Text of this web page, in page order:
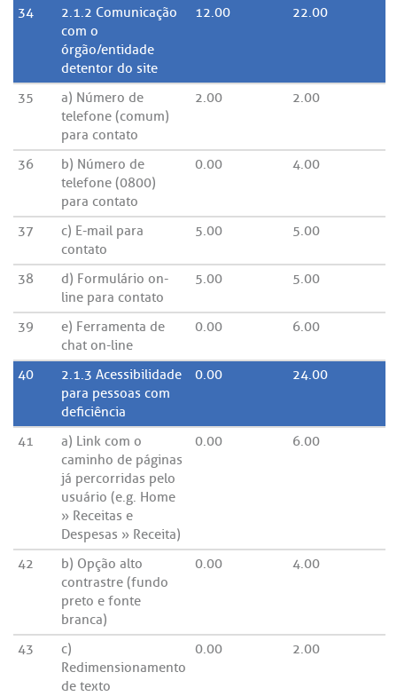
34
2.1.2 Comunicação
com o
órgão/entidade
detentor do site
12.00 22.00
35
a) Número de
telefone (comum)
para contato
2.00 2.00
36
b) Número de
telefone (0800)
para contato
0.00 4.00
37
c) E-mail para
contato
5.00 5.00
38
d) Formulário on-
line para contato
5.00 5.00
39
e) Ferramenta de
chat on-line
0.00 6.00
40
2.1.3 Acessibilidade
para pessoas com
deficiência
0.00 24.00
41
a) Link com o
caminho de páginas
já percorridas pelo
usuário (e.g. Home
» Receitas e
Despesas » Receita)
0.00 6.00
42
b) Opção alto
contrastre (fundo
preto e fonte
branca)
0.00 4.00
43
c)
Redimensionamento
de texto
0.00 2.00